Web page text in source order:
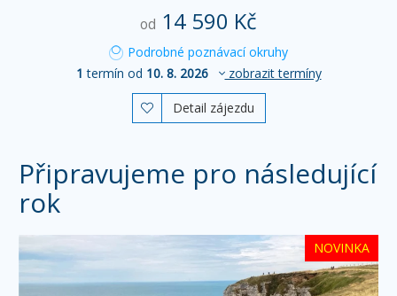
od 14 590 Kč
Podrobné poznávací okruhy
1 termín od 10. 8. 2026 zobrazit termíny
 Detail zájezdu
Připravujeme pro následující
rok
NOVINKA